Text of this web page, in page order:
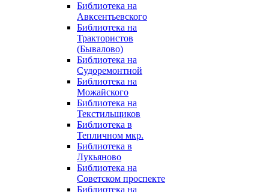
Библиотека на
Авксентьевского
Библиотека на
Трактористов
(Бывалово)
Библиотека на
Судоремонтной
Библиотека на
Можайского
Библиотека на
Текстильщиков
Библиотека в
Тепличном мкр.
Библиотека в
Лукьяново
Библиотека на
Советском проспекте
Библиотека на